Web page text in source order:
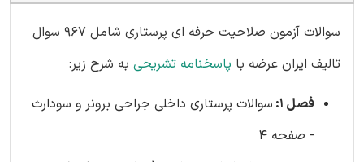
سوالات آزمون صلاحیت حرفه ای پرستاری شامل 967 سوال
تالیف ایران عرضه با پاسخنامه تشریحی به شرح زیر:
فصل 1:
سوالات پرستاری داخلی جراحی برونر و سودارث
- صفحه 4